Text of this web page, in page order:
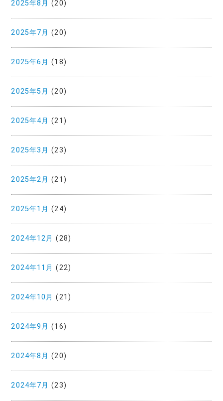
2025年8月 (20)
2025年7月 (20)
2025年6月 (18)
2025年5月 (20)
2025年4月 (21)
2025年3月 (23)
2025年2月 (21)
2025年1月 (24)
2024年12月 (28)
2024年11月 (22)
2024年10月 (21)
2024年9月 (16)
2024年8月 (20)
2024年7月 (23)